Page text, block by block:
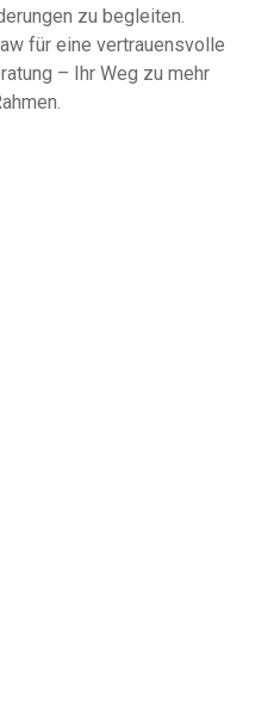
zu begleiten.
für eine vertrauensvolle
– Ihr Weg zu mehr